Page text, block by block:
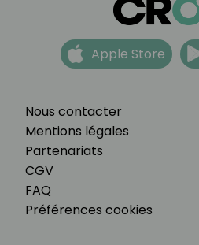
Nous contacter
Mentions légales
Partenariats
CGV
FAQ
Préférences cookies
Apple Store